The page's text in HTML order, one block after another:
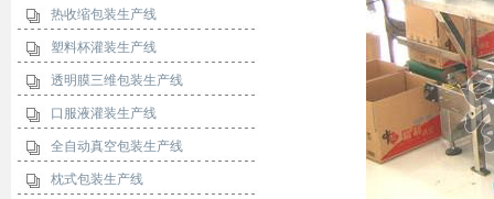
热收缩包装生产线
塑料杯灌装生产线
透明膜三维包装生产线
口服液灌装生产线
全自动真空包装生产线
枕式包装生产线